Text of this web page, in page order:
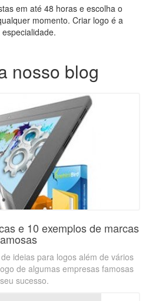
em até 48 horas e escolha o
momento. Criar logo é a
especialidade.
nosso blog
e 10 exemplos de marcas
ideias para logos além de vários
de algumas empresas famosas
sucesso.